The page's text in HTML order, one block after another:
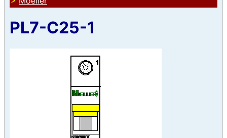
PL7-C25-1